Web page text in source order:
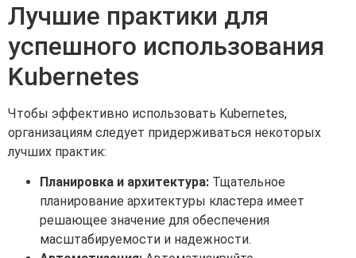
Лучшие практики для
успешного использования
Kubernetes
Чтобы эффективно использовать Kubernetes,
организациям следует придерживаться некоторых
лучших практик:
Планировка и архитектура: Тщательное
планирование архитектуры кластера имеет
решающее значение для обеспечения
масштабируемости и надежности.